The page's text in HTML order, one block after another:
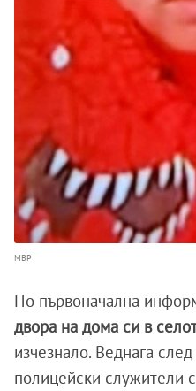
МВР
По първоначална
двора на дома си в
изчезнало. Веднага
полицейски служители